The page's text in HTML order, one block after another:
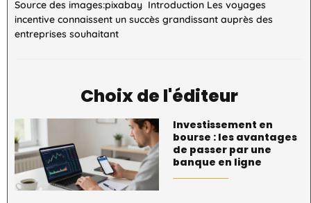
Source des images:pixabay Introduction Les voyages
incentive connaissent un succès grandissant auprès des
entreprises souhaitant
Choix de l'éditeur
Investissement en
bourse : les avantages
de passer par une
banque en ligne